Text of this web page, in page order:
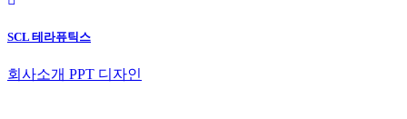
SCL 테라퓨틱스
회사소개 PPT 디자인